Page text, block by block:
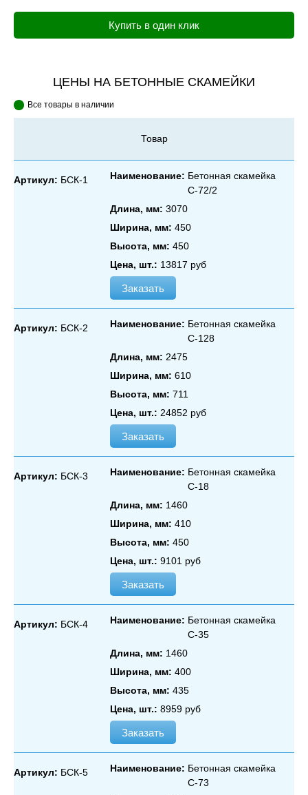
Купить в один клик
ЦЕНЫ НА БЕТОННЫЕ СКАМЕЙКИ
Все товары в наличии
Товар
Артикул: БСК-1 Наименование: Бетонная скамейка
С‑72/2
Длина, мм: 3070
Ширина, мм: 450
Высота, мм: 450
Цена, шт.: 13817 руб
Заказать
Артикул: БСК-2 Наименование: Бетонная скамейка
С‑128
Длина, мм: 2475
Ширина, мм: 610
Высота, мм: 711
Цена, шт.: 24852 руб
Заказать
Артикул: БСК-3 Наименование: Бетонная скамейка
С‑18
Длина, мм: 1460
Ширина, мм: 410
Высота, мм: 450
Цена, шт.: 9101 руб
Заказать
Артикул: БСК-4 Наименование: Бетонная скамейка
С‑35
Длина, мм: 1460
Ширина, мм: 400
Высота, мм: 435
Цена, шт.: 8959 руб
Заказать
Артикул: БСК-5 Наименование: Бетонная скамейка
С‑73